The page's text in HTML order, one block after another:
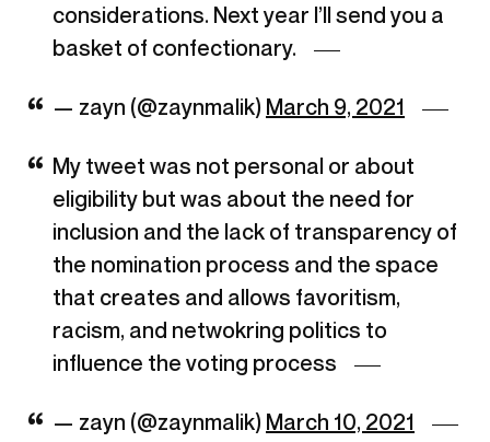
considerations. Next year I’ll send you a
basket of confectionary.
— zayn (@zaynmalik) March 9, 2021
My tweet was not personal or about
eligibility but was about the need for
inclusion and the lack of transparency of
the nomination process and the space
that creates and allows favoritism,
racism, and netwokring politics to
influence the voting process
— zayn (@zaynmalik) March 10, 2021